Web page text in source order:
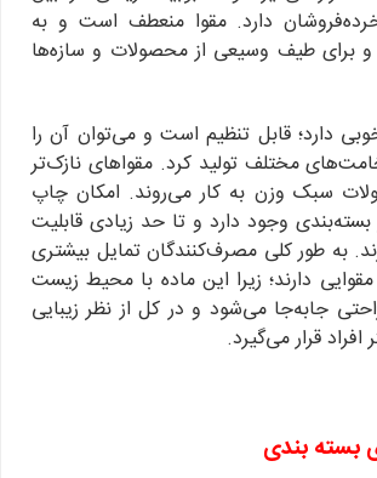
خرده‌فروشان دارد. مقوا منعطف است و به
برای طیف وسیعی از محصولات و سازه‌ها
دارد؛ قابل تنظیم است و می‌توان آن را
مختلف تولید کرد. مقواهای نازک‌تر
سبک وزن به کار می‌روند. امکان چاپ
وجود دارد و تا حد زیادی قابلیت
به طور کلی مصرف‌کنندگان تمایل بیشتری
دارند؛ زیرا این ماده با محیط زیست
جا‌به‌جا می‌شود و در کل از نظر زیبایی
قرار می‌گیرد.
بسته بندی